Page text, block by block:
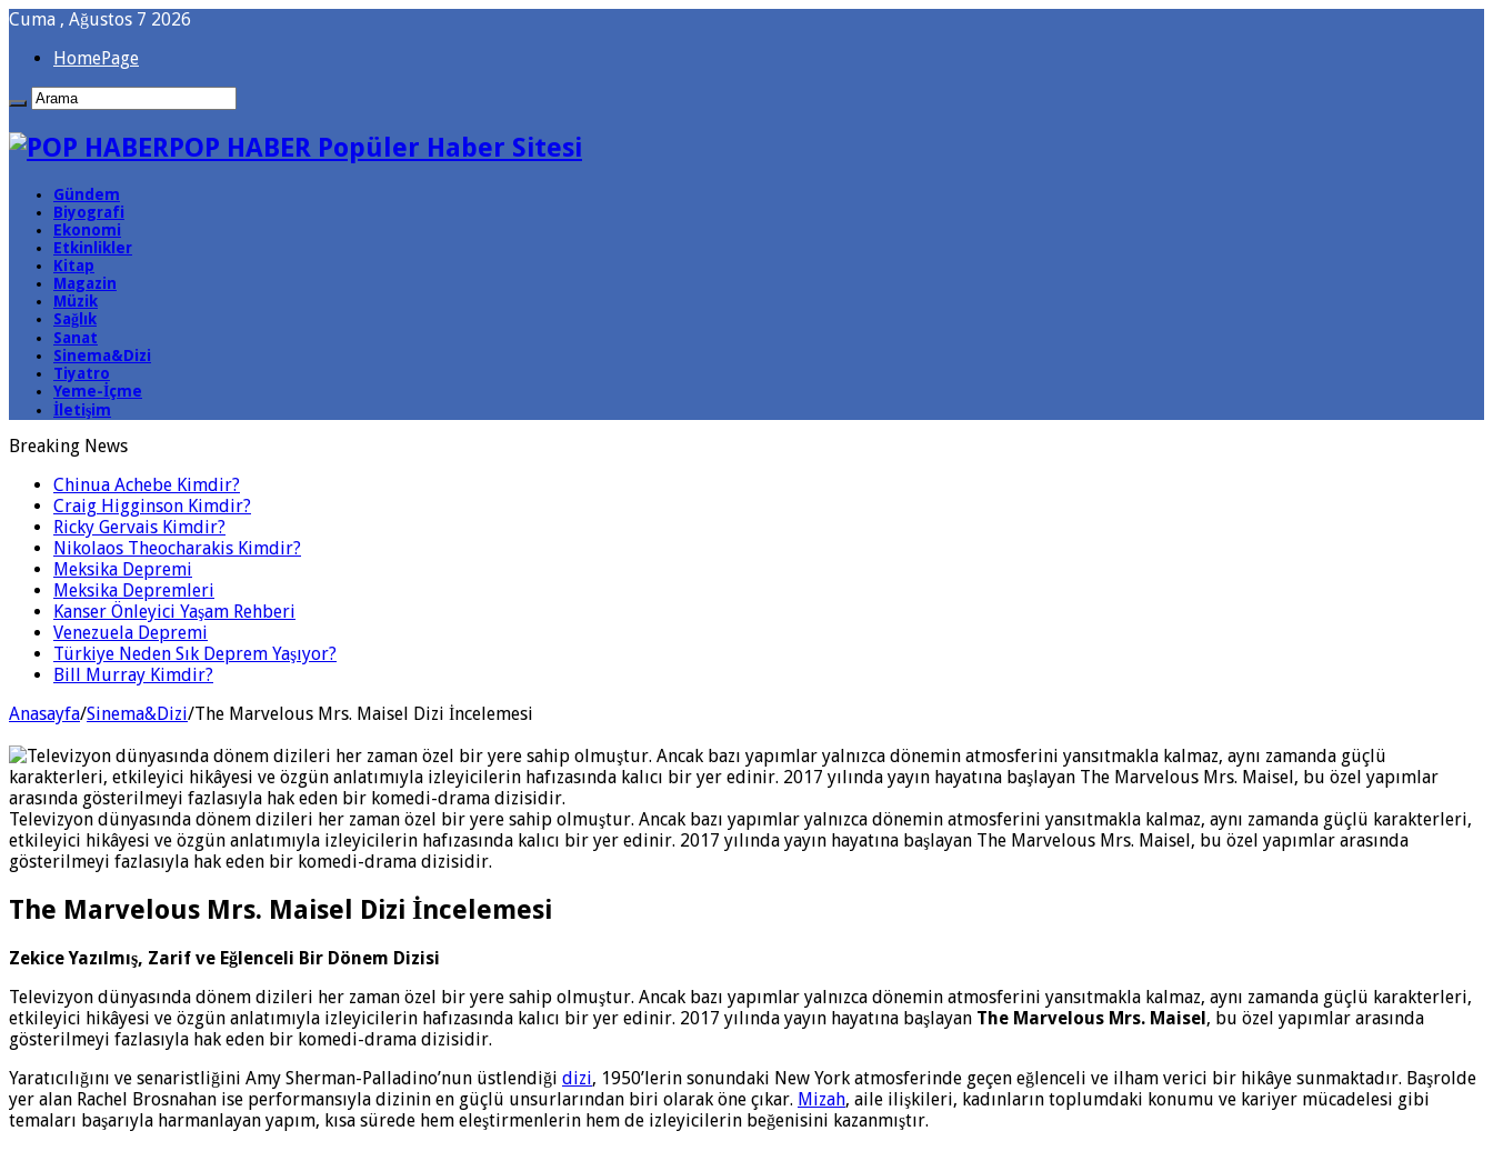
Cuma , Ağustos 7 2026
HomePage
POP HABER Popüler Haber Sitesi
Gündem
Biyografi
Ekonomi
Etkinlikler
Kitap
Magazin
Müzik
Sağlık
Sanat
Sinema&Dizi
Tiyatro
Yeme-İçme
İletişim
Breaking News
Chinua Achebe Kimdir?
Craig Higginson Kimdir?
Ricky Gervais Kimdir?
Nikolaos Theocharakis Kimdir?
Meksika Depremi
Meksika Depremleri
Kanser Önleyici Yaşam Rehberi
Venezuela Depremi
Türkiye Neden Sık Deprem Yaşıyor?
Bill Murray Kimdir?
Anasayfa/Sinema&Dizi/The Marvelous Mrs. Maisel Dizi İncelemesi
Televizyon dünyasında dönem dizileri her zaman özel bir yere sahip olmuştur. Ancak bazı yapımlar yalnızca dönemin atmosferini yansıtmakla kalmaz, aynı zamanda güçlü karakterleri,
etkileyici hikâyesi ve özgün anlatımıyla izleyicilerin hafızasında kalıcı bir yer edinir. 2017 yılında yayın hayatına başlayan The Marvelous Mrs. Maisel, bu özel yapımlar arasında
gösterilmeyi fazlasıyla hak eden bir komedi-drama dizisidir.
The Marvelous Mrs. Maisel Dizi İncelemesi
Zekice Yazılmış, Zarif ve Eğlenceli Bir Dönem Dizisi
Televizyon dünyasında dönem dizileri her zaman özel bir yere sahip olmuştur. Ancak bazı yapımlar yalnızca dönemin atmosferini yansıtmakla kalmaz, aynı zamanda güçlü karakterleri,
etkileyici hikâyesi ve özgün anlatımıyla izleyicilerin hafızasında kalıcı bir yer edinir. 2017 yılında yayın hayatına başlayan The Marvelous Mrs. Maisel, bu özel yapımlar arasında
gösterilmeyi fazlasıyla hak eden bir komedi-drama dizisidir.
Yaratıcılığını ve senaristliğini Amy Sherman-Palladino’nun üstlendiği dizi, 1950’lerin sonundaki New York atmosferinde geçen eğlenceli ve ilham verici bir hikâye sunmaktadır. Başrolde
yer alan Rachel Brosnahan ise performansıyla dizinin en güçlü unsurlarından biri olarak öne çıkar. Mizah, aile ilişkileri, kadınların toplumdaki konumu ve kariyer mücadelesi gibi
temaları başarıyla harmanlayan yapım, kısa sürede hem eleştirmenlerin hem de izleyicilerin beğenisini kazanmıştır.